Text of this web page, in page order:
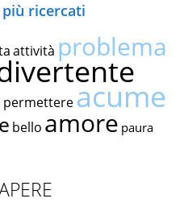
ricercati
attività problema
permettereacume
bello amore paura